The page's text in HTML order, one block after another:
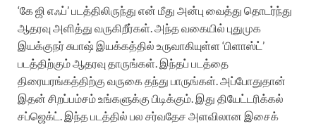
‘கே ஜி எஃப்’ படத்திலிருந்து என் மீது அன்பு வைத்து தொடர்ந்து
ஆதரவு அளித்து வருகிறீர்கள். அந்த வகையில் புதுமுக
இயக்குநர் சுபாஷ் இயக்கத்தில் உருவாகியுள்ள ‘பிளாஸ்ட்’
படத்திற்கும் ஆதரவு தாருங்கள். இந்தப் படத்தை
திரையரங்கத்திற்கு வருகை தந்து பாருங்கள். அப்போதுதான்
இதன் சிறப்பம்சம் உங்களுக்கு பிடிக்கும். இது தியேட்டரிக்கல்
சப்ஜெக்ட். இந்த படத்தில் பல சர்வதேச அளவிலான இசைக்